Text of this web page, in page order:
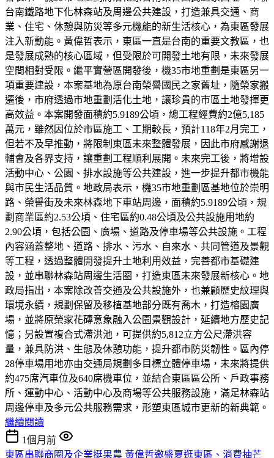
台南鐵路地下化林森站及周邊公共建設，打造兼具交通、商
業、住宅、休憩與防災等多元機能的新生活核心，為東區發展
注入新動能。黃偉哲表示，東區一直是台南的重要文教區，也
是發展成熟的核心區域，但受限於可開發土地有限，未來發展
空間相對受限。繼平實營區開發後，機35市地重劃是東區另一
項重要建設，本案基地為原台南榮譽國民之家舊址，隨榮家搬
遷後，市府透過市地重劃活化土地，讓珍貴的市區土地發揮更
高效益。本案開發面積約5.9189公頃，總工程經費約2億5,185
萬元，雖然因位於市區施工、工期較長，預計118年2月完工，
但若不及早推動，將限制東區未來整體發展，因此市府感謝退
輔會及各界支持，讓重劃工程順利展開。未來完工後，將增設
活動中心、公園、排水設施等公共建設，進一步提升都市機能
與市民生活品質。地政局表示，機35市地重劃區基地位於崇明
路、榮譽街及未來林森地下車站周邊，面積約5.9189公頃，規
劃商業區約2.53公頃、住宅區約0.48公頃及公共設施用地約
2.90公頃，包括公園、廣場、道路及停車場等公共設施。工程
內容涵蓋整地、道路、排水、污水、自來水、共同管道及景觀
等工程，透過整體開發提升土地利用效益，完善都市基礎建
設，並串聯林森站周邊生活圈，打造東區未來發展新核心。地
政局指出，本案除改善交通及公共設施外，也兼顧歷史紋理與
環境永續，規劃保留及移植基地部分既有喬木，打造榕園廣
場，並將原榮家花磚意象融入公園景觀設計，延續地方歷史記
憶；另設置複合式滯洪池，可提供約5,812立方公尺滯洪容
量，兼具防洪、生態及休憩功能，提升都市防災韌性。區內停
28停車場用地亦由交通局規劃多目標立體停車場，未來將提供
約475席汽車位及640席機車位，並結合東區區公所、戶政事務
所、運動中心、活動中心及商場等公共服務設施，滿足林森站
周邊停車及多元公共服務需求，形塑東區城市更新的新典範。
繼續閱讀
1個月前
東區串聯商圈及企業挺果農 黃偉哲邀盛夏逛東區、消費抽芒